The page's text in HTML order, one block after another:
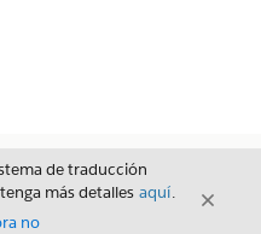
de traducción
más detalles aquí.
no
Cerrar